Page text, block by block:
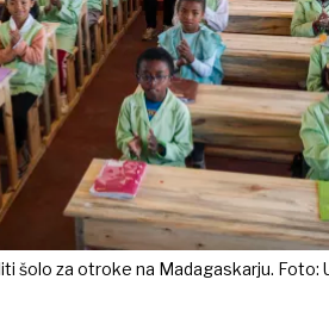
šolo za otroke na Madagaskarju. Foto: